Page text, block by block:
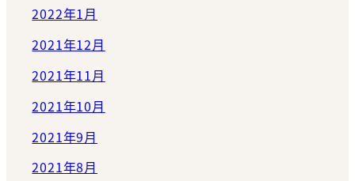
2022年1月
2021年12月
2021年11月
2021年10月
2021年9月
2021年8月